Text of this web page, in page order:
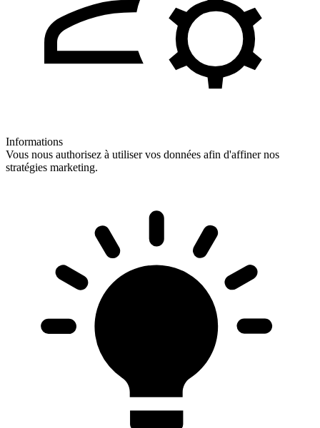
Informations
Vous nous authorisez à utiliser vos données afin d'affiner nos
stratégies marketing.